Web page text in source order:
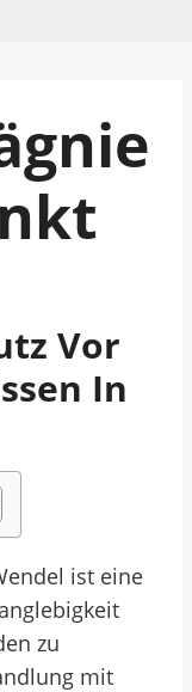
Vor
In
ist eine
zu
mit